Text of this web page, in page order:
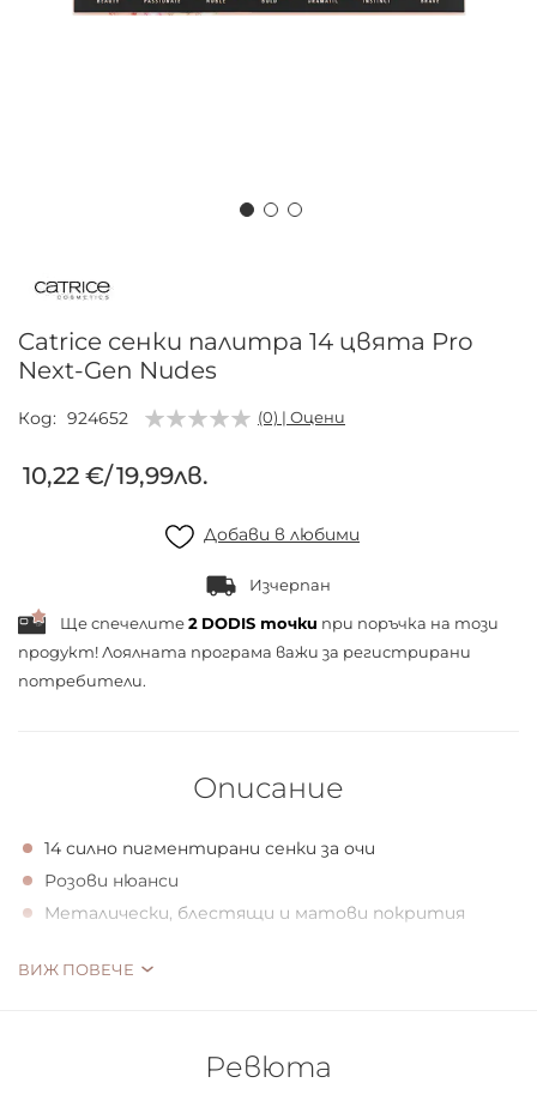
началото
галерия
със
снимки
Catrice сенки палитра 14 цвята Pro
Next-Gen Nudes
Код 924652 (0) | Оцени
10,22 €/19,99лв.
Добави в любими
Изчерпан
Ще спечелите2 DODIS точки при поръчка на този
продукт! Лоялната програма важи за регистрирани
потребители.
Описание
14 силно пигментирани сенки за очи
Розови нюанси
Металически, блестящи и матови покрития
Създаването на грим на очите като професионален
хартиена опаковка, професионалният вид е
гарантиран! И двете палитри убеждават с 14 силно
ВИЖ ПОВЕЧЕ
Ревюта